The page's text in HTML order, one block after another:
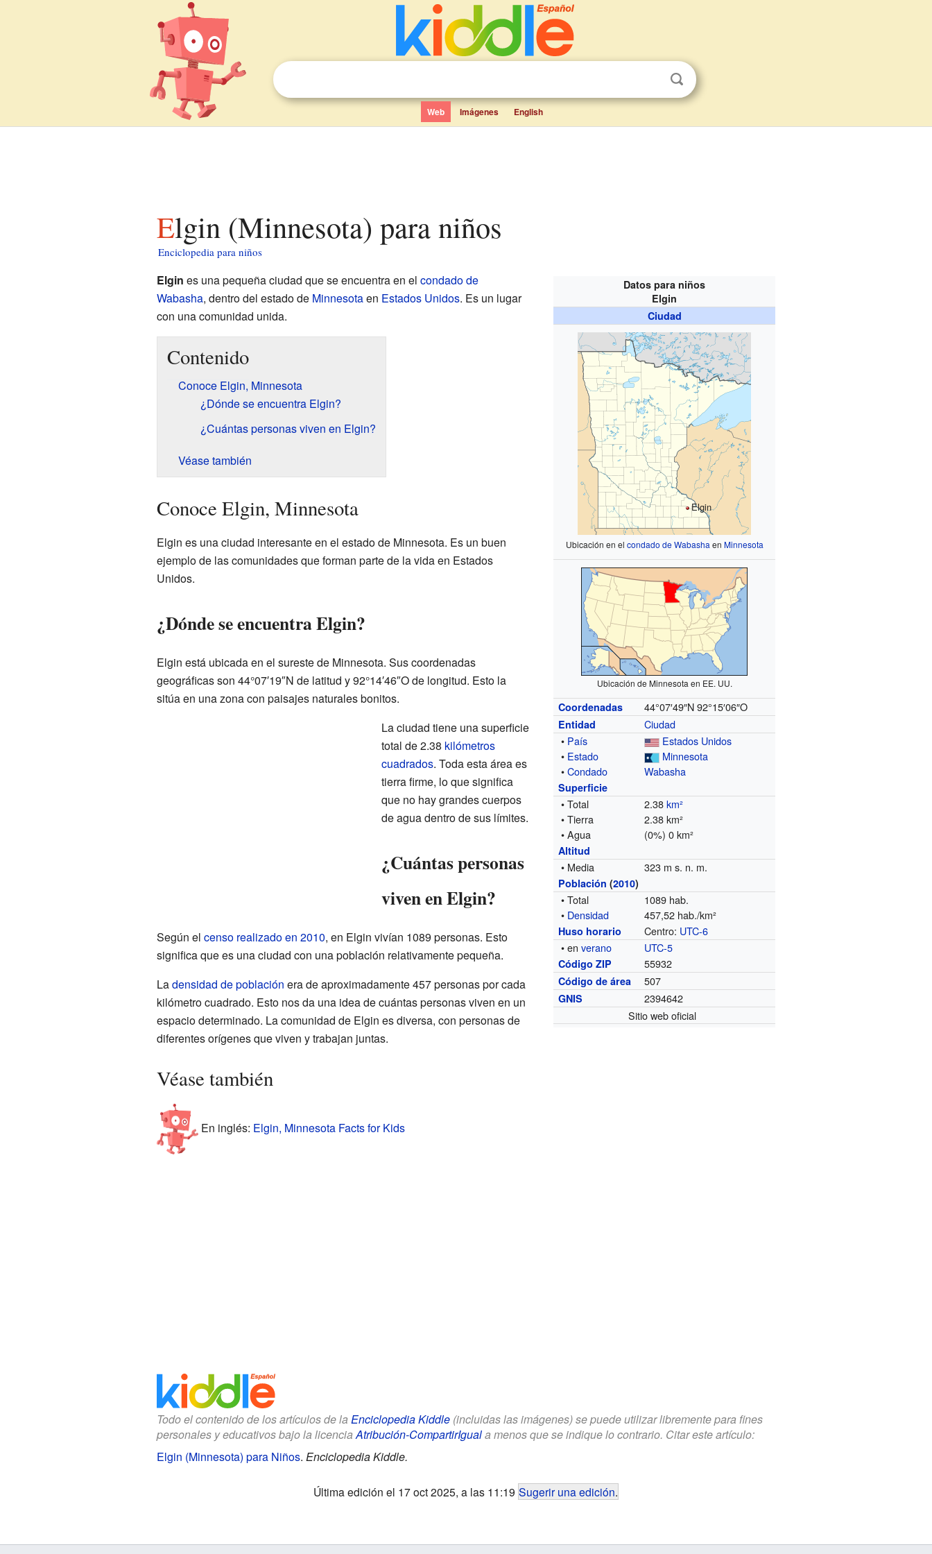
Web Imágenes English
Elgin (Minnesota) para niños
Enciclopedia para niños
Datos para niños
Elgin
Ciudad
Elgin
Ubicación en el condado de Wabasha en Minnesota
Ubicación de Minnesota en EE. UU.
Coordenadas 44°07′49″N 92°15′06″O
Entidad
Ciudad
• País
Estados Unidos
• Estado
Minnesota
•Condado Wabasha
Superficie
• Total 2.38km²
• Tierra
2.38 km²
• Agua
(0%) 0 km²
Altitud
• Media 323 m s. n. m.
Población (2010)
• Total
1089 hab.
• Densidad 457,52 hab./km²
Huso horario Centro: UTC-6
• enverano UTC-5
Código ZIP 55932
Código de área 507
GNIS
2394642
Sitio web oficial
Elgin es una pequeña ciudad que se encuentra en el condado de
Wabasha, dentro del estado de Minnesotaen Estados Unidos. Es un lugar
con una comunidad unida.
Contenido
Conoce Elgin, Minnesota
¿Dónde se encuentra Elgin?
¿Cuántas personas viven en Elgin?
Véase también
Conoce Elgin, Minnesota
Elgin es una ciudad interesante en el estado de Minnesota. Es un buen
ejemplo de las comunidades que forman parte de la vida en Estados
Unidos.
¿Dónde se encuentra Elgin?
Elgin está ubicada en el sureste de Minnesota. Sus coordenadas
geográficas son 44°07′19″N de latitud y 92°14′46″O de longitud. Esto la
sitúa en una zona con paisajes naturales bonitos.
La ciudad tiene una superficie
total de 2.38 kilómetros
cuadrados. Toda esta área es
tierra firme, lo que significa
que no hay grandes cuerpos
de agua dentro de sus límites.
¿Cuántas personas
viven en Elgin?
Según el censo realizado en 2010, en Elgin vivían 1089 personas. Esto
significa que es una ciudad con una población relativamente pequeña.
Ladensidad de población era de aproximadamente 457 personas por cada
kilómetro cuadrado. Esto nos da una idea de cuántas personas viven en un
espacio determinado. La comunidad de Elgin es diversa, con personas de
diferentes orígenes que viven y trabajan juntas.
Véase también
En inglés: Elgin, Minnesota Facts for Kids
Todo el contenido de los artículos de la Enciclopedia Kiddle(incluidas las imágenes) se puede utilizar libremente para fines
personales y educativos bajo la licenciaAtribución-CompartirIguala menos que se indique lo contrario. Citar este artículo:
Elgin (Minnesota) para Niños. Enciclopedia Kiddle.
Última edición el 17 oct 2025, a las 11:19 Sugerir una edición.